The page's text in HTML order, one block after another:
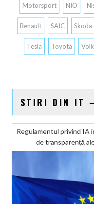
Motorsport NIO
Renault SAIC Skoda
Tesla Toyota
STIRI DIN IT –
Regulamentul privind IA
de transparență